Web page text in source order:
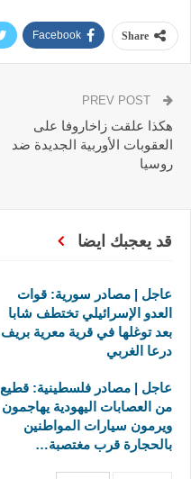
Share
Facebook
هكذا علقت زاخاروفا على
العقوبات الأوربية الجديدة ضد
روسيا
قد يعجبك ايضا
عاجل | مصادر سورية: قوات
العدو الإسرائيلي تختطف شابا
بعد توغلها في قرية معرية بريف
درعا الغربي
عاجل | مصادر فلسطينية: قطيع
من العصابات اليهودية يهاجمون
ويرمون سيارات المواطنين
بالحجارة قرب مغتصبة…